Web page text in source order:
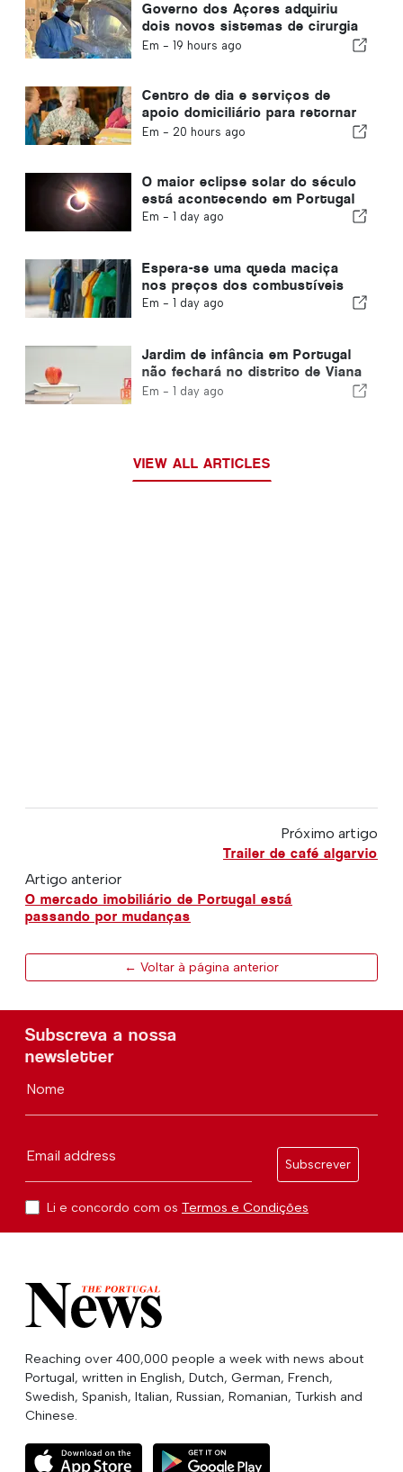
Governo dos Açores adquiriu
dois novos sistemas de cirurgia
robótica
Em - 19 hours ago
Centro de dia e serviços de
apoio domiciliário para retornar
ao município de Portugal
Em - 20 hours ago
O maior eclipse solar do século
está acontecendo em Portugal
Em - 1 day ago
Espera-se uma queda maciça
nos preços dos combustíveis
Em - 1 day ago
Jardim de infância em Portugal
não fechará no distrito de Viana
do Castelo
Em - 1 day ago
VIEW ALL ARTICLES
Próximo artigo
Trailer de café algarvio
Artigo anterior
O mercado imobiliário de Portugal está
passando por mudanças
← Voltar à página anterior
Subscreva a nossa
newsletter
Nome
Email address
Subscrever
Li e concordo com os Termos e Condições
Reaching over 400,000 people a week with news about
Portugal, written in English, Dutch, German, French,
Swedish, Spanish, Italian, Russian, Romanian, Turkish and
Chinese.